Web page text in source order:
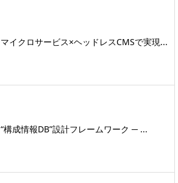
マイクロサービス×ヘッドレスCMSで実現...
“構成情報DB”設計フレームワーク ─ ...